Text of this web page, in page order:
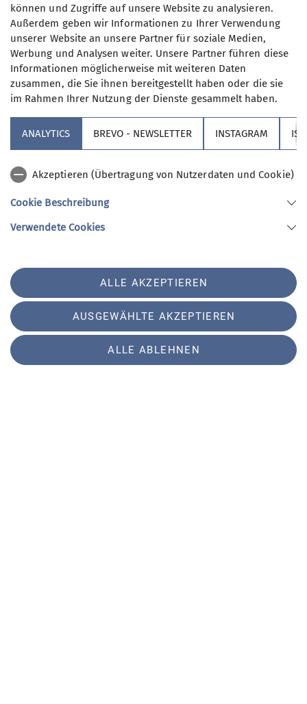
die sehr eindrucksvolle Rotlechschlucht,
Im Gegensatz zu den Gruppen A+B bewältigten die
Teilnehmer der Gruppe C den für sie sehr
anspruchsvollen Aufstieg zur Ehenbichler Alm.
Unter Leitung von Erwin und Tanja haben alle das
gesteckte Ziel erreicht.
Auf der Alm trafen sich alle Gruppen zu einem
können und Zugriffe auf unsere Website zu analysieren.
Außerdem geben wir Informationen zu Ihrer Verwendung
unserer Website an unsere Partner für soziale Medien,
Werbung und Analysen weiter. Unsere Partner führen diese
Informationen möglicherweise mit weiteren Daten
zusammen, die Sie ihnen bereitgestellt haben oder die sie
im Rahmen Ihrer Nutzung der Dienste gesammelt haben.
ANALYTICS BREVO - NEWSLETTER INSTAGRAM
Akzeptieren (Übertragung von Nutzerdaten und Cookie)
Cookie Beschreibung
Verwendete Cookies
ALLE AKZEPTIEREN
AUSGEWÄHLTE AKZEPTIEREN
ALLE ABLEHNEN